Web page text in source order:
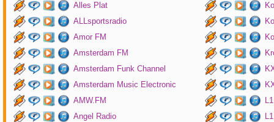
Alles Plat
ALLsportsradio
Amor FM
Amsterdam FM
Amsterdam Funk Channel
Amsterdam Music Electronic
AMW.FM
Angel Radio